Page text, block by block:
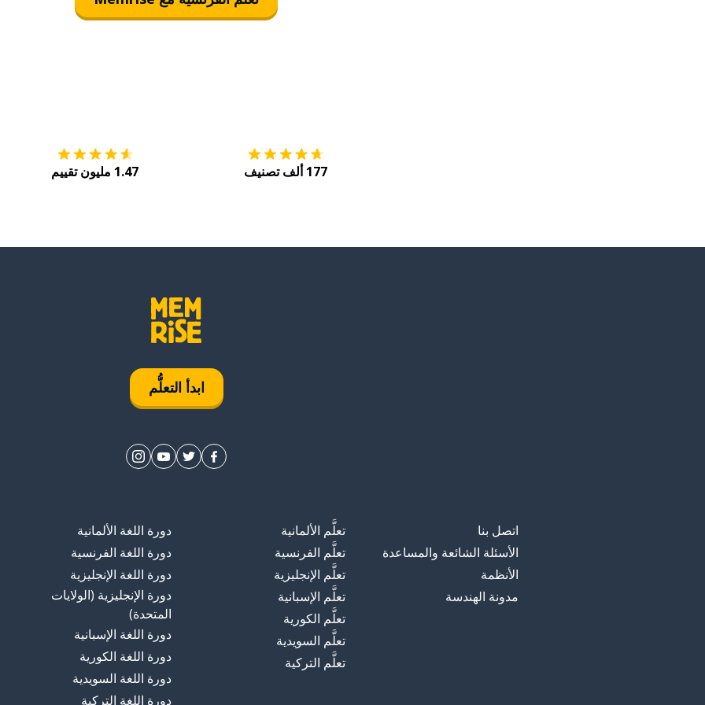
177 ألف تصنيف 1.47 مليون تقييم
ابدأ التعلُّم
اتصل بنا
الأسئلة الشائعة والمساعدة
الأنظمة
مدونة الهندسة
تعلَّم الألمانية
تعلَّم الفرنسية
تعلَّم الإنجليزية
تعلَّم الإسبانية
تعلَّم الكورية
تعلَّم السويدية
تعلَّم التركية
دورة اللغة الألمانية
دورة اللغة الفرنسية
دورة اللغة الإنجليزية
دورة الإنجليزية (الولايات
المتحدة)
دورة اللغة الإسبانية
دورة اللغة الكورية
دورة اللغة السويدية
دورة اللغة التركية